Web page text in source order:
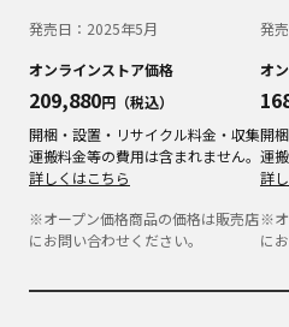
発売日： 2025年5月
オンラインストア価格
209,880円（税込）
開梱・設置・リサイクル料金・収集
運搬料金等の費用は含まれません。
詳しくはこちら
※オープン価格商品の価格は販売店
にお問い合わせください。
発
オ
開
運
詳
※オ
に